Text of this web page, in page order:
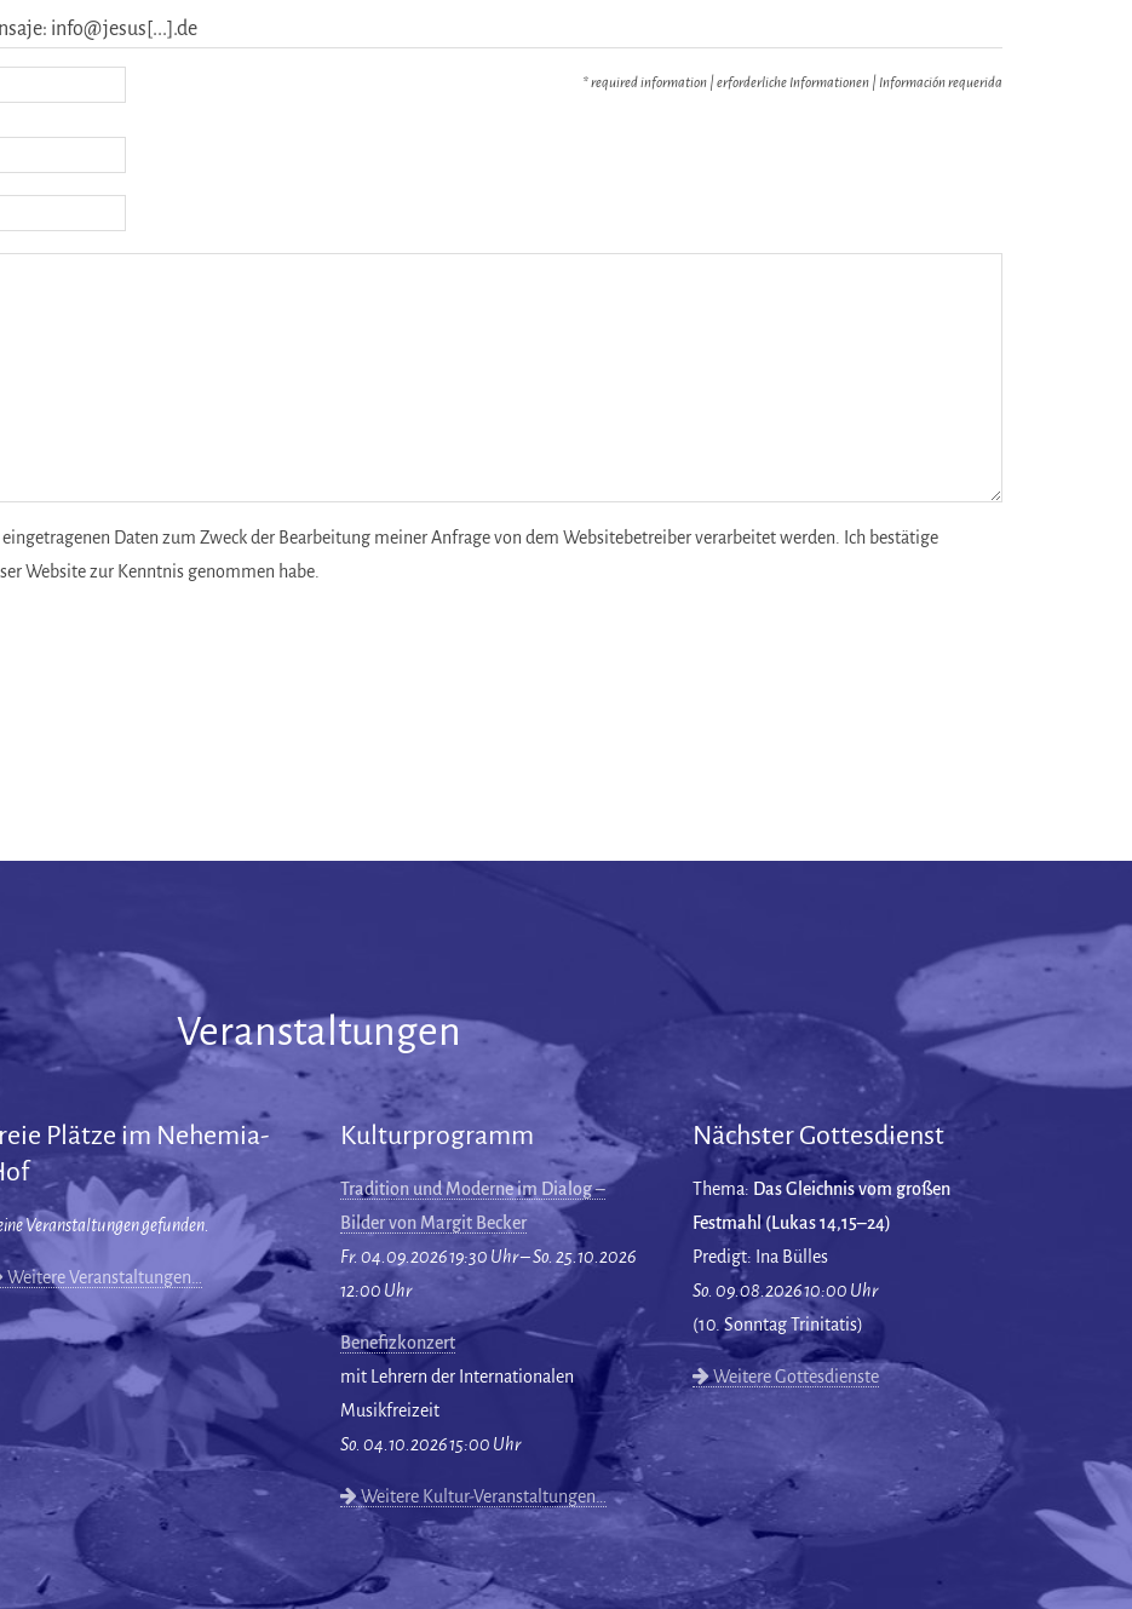
info@jesus[...].de
* required information | erforderliche Informationen | Información requerida
Daten zum Zweck der Bearbeitung meiner Anfrage von dem Websitebetreiber verarbeitet werden. Ich bestätige
Website zur Kenntnis genommen habe.
Veranstaltungen
Plätze im Nehemia-
Veranstaltungen gefunden.
Weitere Veranstaltungen…
Kulturprogramm
Tradition und Moderne im Dialog –
Bilder von Margit Becker
Fr. 04.09.2026 19:30 Uhr – So. 25.10.2026
12:00 Uhr
Benefizkonzert
mit Lehrern der Internationalen
Musikfreizeit
So. 04.10.2026 15:00 Uhr
Weitere Kultur-Veranstaltungen…
Nächster Gottesdienst
Thema: Das Gleichnis vom großen
Festmahl (Lukas 14,15–24)
Predigt: Ina Bülles
So. 09.08.2026 10:00 Uhr
(10. Sonntag Trinitatis)
Weitere Gottesdienste